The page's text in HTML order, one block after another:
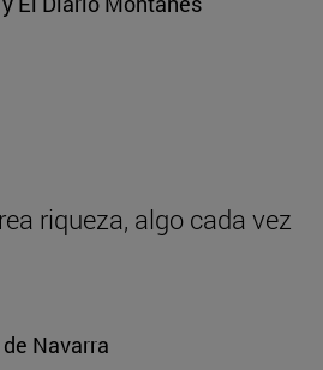
riqueza, algo cada vez
Navarra